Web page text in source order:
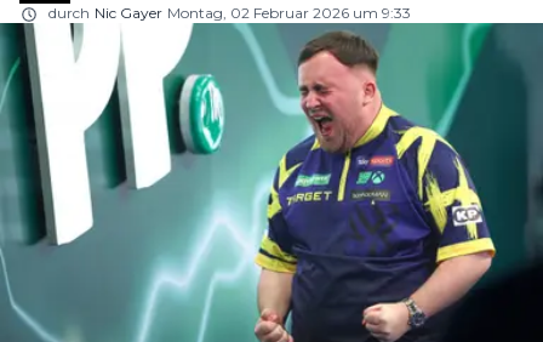
durch Nic Gayer Montag, 02 Februar 2026 um 9:33